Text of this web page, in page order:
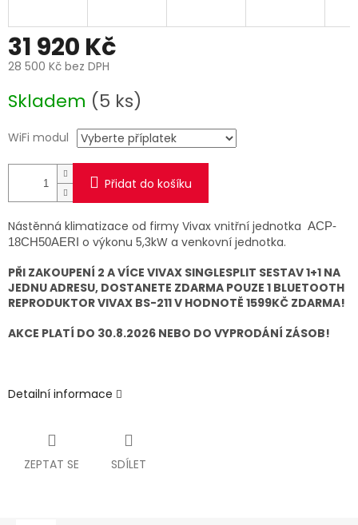
31 920 Kč
28 500 Kč bez DPH
cena:
Skladem (5 ks)
WiFi modul
Přidat do košíku
Nástěnná klimatizace od firmy Vivax vnitřní jednotka ACP-
18CH50AERI o výkonu 5,3kW a venkovní jednotka.
PŘI ZAKOUPENÍ 2 A VÍCE VIVAX SINGLESPLIT SESTAV 1+1 NA
JEDNU ADRESU, DOSTANETE ZDARMA POUZE 1 BLUETOOTH
REPRODUKTOR VIVAX BS-211 V HODNOTĚ 1599KČ ZDARMA!
AKCE PLATÍ DO 30.8.2026 NEBO DO VYPRODÁNÍ ZÁSOB!
Detailní informace
ZEPTAT SE SDÍLET